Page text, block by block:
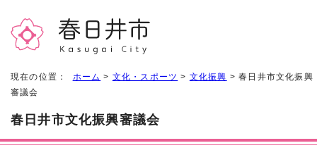
現在の位置： ホーム > 文化・スポーツ > 文化振興 > 春日井市文化振興
審議会
春日井市文化振興審議会